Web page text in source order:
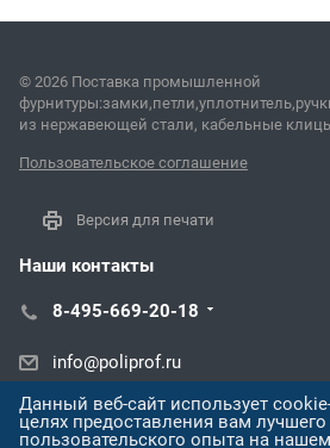
© 2026 Поставка промышленной
из нержавеющей стали, кабельные
Пользовательское соглашение
Версия для печати
Наши контакты
8-495-669-20-18
info@poliprof.ru
Демократическая ул., 45А
Данный веб-сайт использует
целях предоставления вам лучшего
пользовательского опыта на